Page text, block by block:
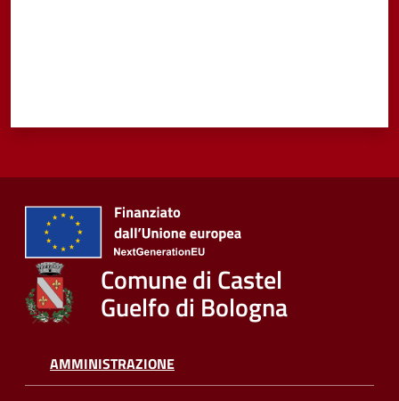
Comune di Castel
Guelfo di Bologna
AMMINISTRAZIONE